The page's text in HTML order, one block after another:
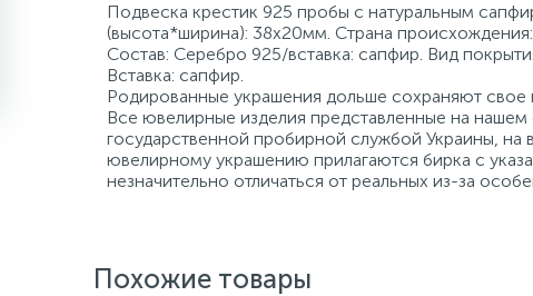
Подвеска крестик 925 пробы с натуральным
(высота*ширина): 38х20мм. Страна
Состав: Серебро 925/вставка: сапфир. Вид
Вставка: сапфир.
Родированные украшения дольше сохраняют свое
Все ювелирные изделия представленные на нашем
государственной пробирной службой Украины,
ювелирному украшению прилагаются бирка с
незначительно отличаться от реальных из-за
Похожие товары